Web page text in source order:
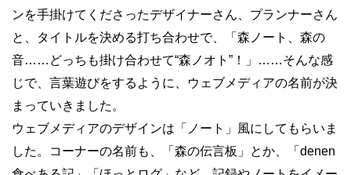
ンを手掛けてくださったデザイナーさん、プランナーさん
と、タイトルを決める打ち合わせで、「森ノート、森の
音……どっちも掛け合わせて“森ノオト”！」……そんな感
じで、言葉遊びをするように、ウェブメディアの名前が決
まっていきました。
ウェブメディアのデザインは「ノート」風にしてもらいま
した。コーナーの名前も、「森の伝言板」とか、「denen